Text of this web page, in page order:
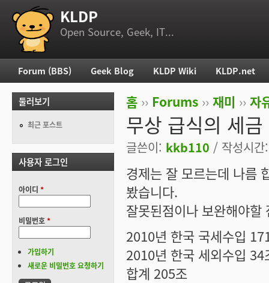
부 메뉴 KLDP
Open Source, Geek, IT...
현재 위치
홈 ›› Forums ›› 재미 ›› 자
무상 급식의 세
글쓴이: kkb110 / 작성시
경제는 잘 모르는데 나름
봤습니다.
잘못된점이나 보완해야
2010년 한국 국세수입
2010년 한국 세외수입 34
합계 205조
주 메뉴
Forum (BBS) Geek Blog KLDP Wiki KLDP.net
둘러보기
최근 포스트
사용자 로그인
아이디 *
비밀번호*
가입하기
새로운 비밀번호 요청하기